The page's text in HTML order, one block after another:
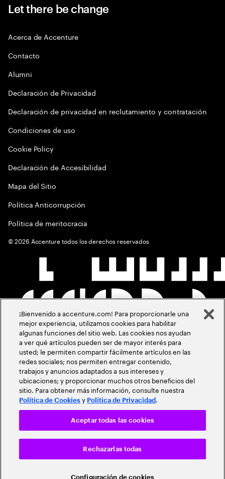
Let there be change
Acerca de Accenture
Contacto
Alumni
Declaración de Privacidad
Declaración de privacidad en reclutamiento y contratación
Condiciones de uso
Cookie Policy
Declaración de Accesibilidad
Mapa del Sitio
Política Anticorrupción
Política de meritocracia
©2026 Accenture todos los derechos reservados
¡Bienvenido a accenture.com! Para proporcionarle una
mejor experiencia, utilizamos cookies para habilitar
algunas funciones del sitio web. Las cookies nos ayudan
a ver qué artículos pueden ser de mayor interés para
usted; le permiten compartir fácilmente artículos en las
redes sociales; nos permiten entregar contenido,
trabajos y anuncios adaptados a sus intereses y
ubicaciones; y proporcionar muchos otros beneficios del
sitio. Para obtener más información, consulte nuestra
Política de Cookies y Política de Privacidad .
Configuración de cookies
Rechazarlas todas
Aceptar todas las cookies